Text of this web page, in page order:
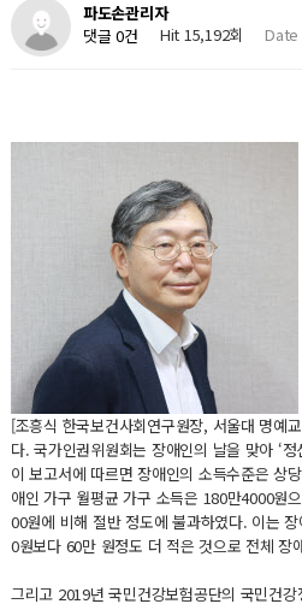
파도손관리자
댓글 0건
Hit 15,192회
[조흥식 한국보건사회연구원장, 서울대 명예
다. 국가인권위원회는 장애인의 날을 맞아 ‘
이 보고서에 따르면 장애인의 소득수준은 상
애인 가구 월평균 가구 소득은 180만4000원
00원에 비해 절반 정도에 불과하였다. 이는
0원보다 60만 원정도 더 적은 것으로 전체 장
그리고 2019년 국민건강보험공단의 국민건